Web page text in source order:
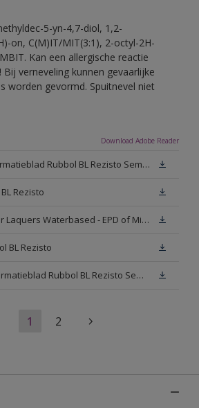
5-yn-4,7-diol, 1,2-
on, C(M)IT/MIT(3:1), 2-octyl-2H-
Kan een allergische reactie
verneveling kunnen gevaarlijke
worden gevormd. Spuitnevel niet
Download Adobe Reader
Technisch Informatieblad Rubbol BL Rezisto Semi-Gloss (New Livery) (PDF)
Rezisto
Sikkens Interior Laquers Waterbased - EPD of Milieuproductverklaring
BL Rezisto
Veiligheidsinformatieblad Rubbol BL Rezisto Semi-Gloss N00 (MSDS)
1 2